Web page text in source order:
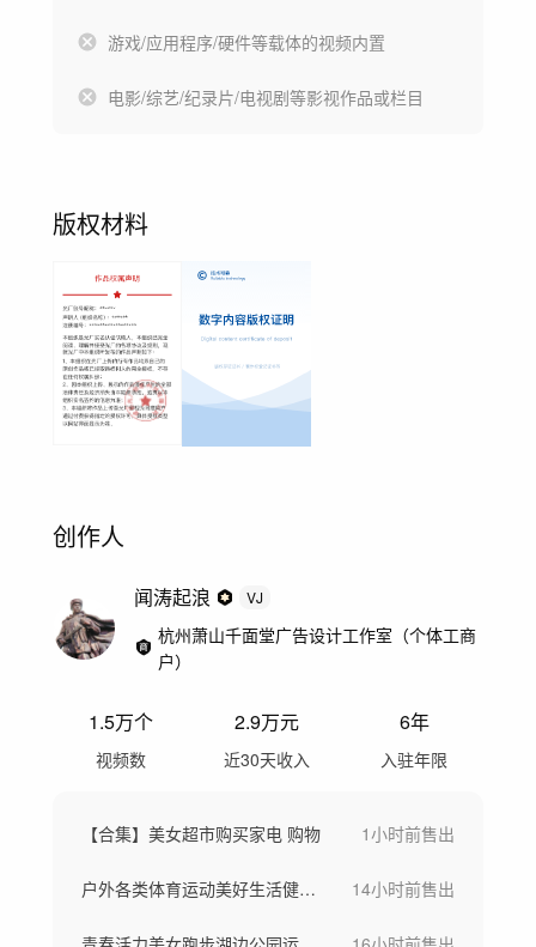
游戏/应用程序/硬件等载体的视频内置
电影/综艺/纪录片/电视剧等影视作品或栏目
版权材料
创作人
闻涛起浪 VJ
杭州萧山千面堂广告设计工作室（个体工商
户）
1.5万个
视频数
2.9万元
近30天收入
6年
入驻年限
【合集】美女超市购买家电 购物 1小时前售出
户外各类体育运动美好生活健康生活城市宣传 14小时前售出